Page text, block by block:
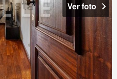
Ver foto